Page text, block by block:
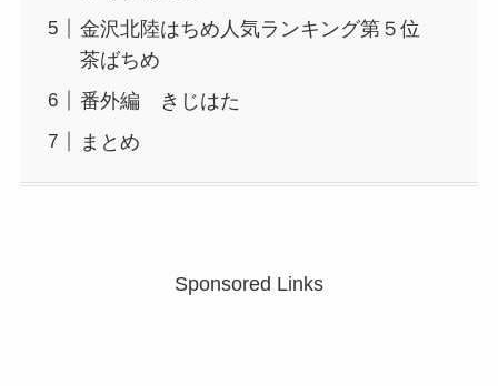
金沢北陸はちめ人気ランキング第５位
茶ばちめ
番外編 きじはた
まとめ
Sponsored Links